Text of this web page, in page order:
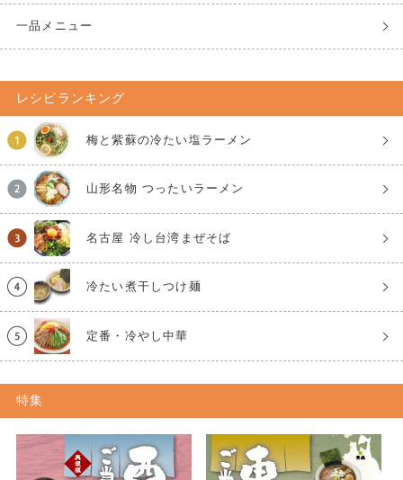
一品メニュー
レシピランキング
梅と紫蘇の冷たい塩ラーメン
山形名物 つったいラーメン
名古屋 冷し台湾まぜそば
冷たい煮干しつけ麺
定番・冷やし中華
特集